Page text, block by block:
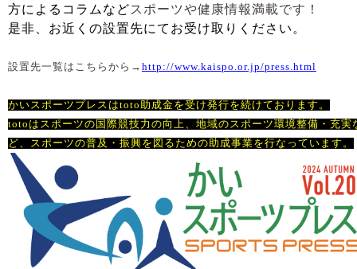
方によるコラム などスポーツや健康情報満載です！
是非、お近くの設置先にてお受け取りください。
設置先一覧はこちらから→ http://www.kaispo.or.jp/press.html
かいスポーツプレスはtoto助成金を受け発行を続けております。
totoは スポーツの国際競技力の向上、地域のスポーツ環境整備・充実
ど、スポーツの普及・振興を図るための助成事業を行なっています。